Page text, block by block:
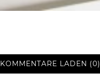
KOMMENTARE LADEN (0)